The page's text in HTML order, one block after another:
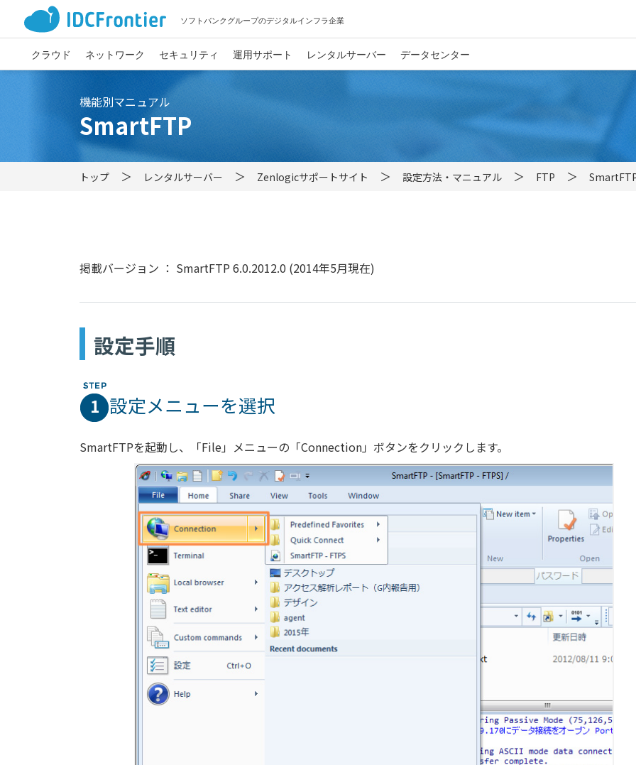
ソフトバンクグループのデジタルインフラ企業
クラウド ネットワーク セキュリティ 運用サポート レンタルサーバー データセンター
機能別マニュアル
SmartFTP
トップ レンタルサーバー Zenlogicサポートサイト 設定方法・マニュアル FTP
掲載バージョン ： SmartFTP 6.0.2012.0 (2014年5月現在)
設定手順
1 設定メニューを選択
SmartFTPを起動し、「File」メニューの「Connection」ボタンをクリックします。